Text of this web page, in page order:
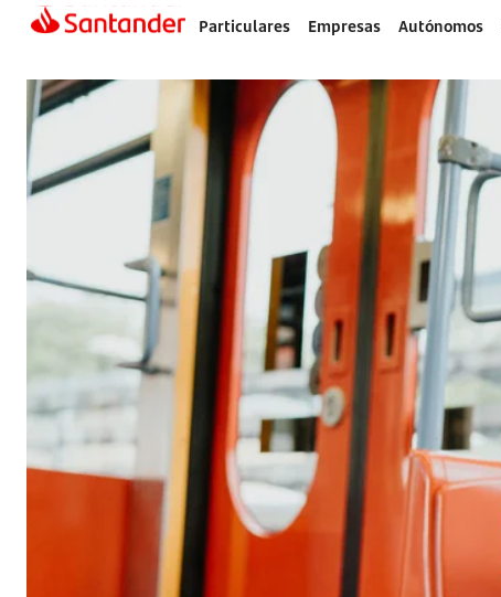
Particulares Empresas Autónomos